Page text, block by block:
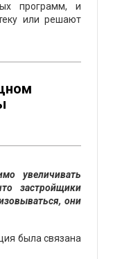
программ, и
или решают
увеличивать
застройщики
они
была связана